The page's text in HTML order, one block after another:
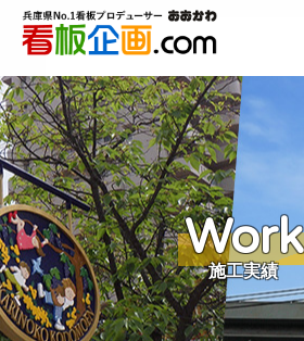
Work
施工実績